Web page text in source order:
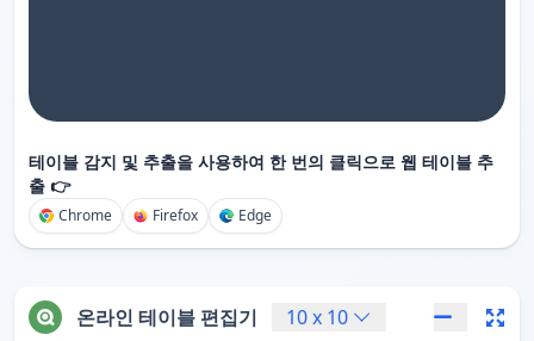
테이블 감지 및 추출을 사용하여 한 번의 클릭으로 웹 테이블 추
출 👉
Chrome Firefox Edge
온라인 테이블 편집기 10x 10